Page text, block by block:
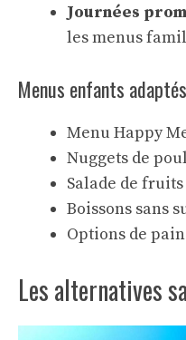
Journées
les menus
Menus enfants adaptés
Menu Happy
Nuggets de
Salade de
Boissons sans
Options de
Les alternatives